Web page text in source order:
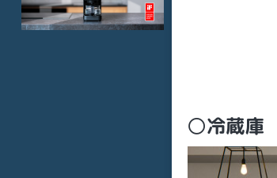
〇冷蔵庫